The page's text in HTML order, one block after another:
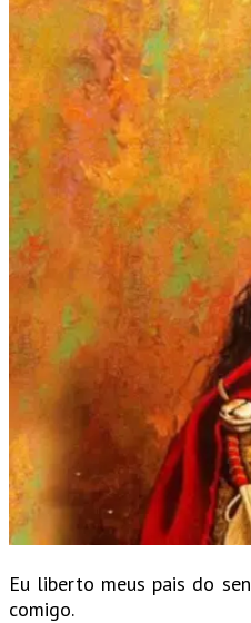
Eu liberto meus pais do
comigo.